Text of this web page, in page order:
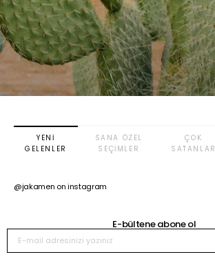
YENI
GELENLER
SANA ÖZEL
SEÇIMLER
ÇOK
SATANLAR
@jakamen on instagram
E-bültene abone ol